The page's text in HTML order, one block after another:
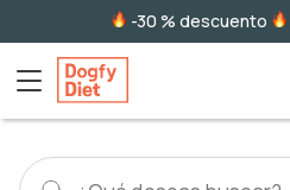
-30 % descuento